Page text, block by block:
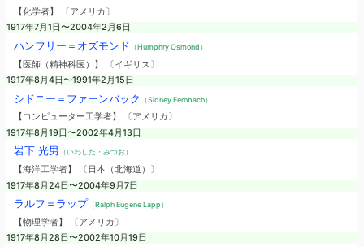
【化学者】 〔アメリカ〕
1917年7月1日〜2004年2月6日
ハンフリー＝オズモンド （Humphry Osmond）
【医師（精神科医）】 〔イギリス〕
1917年8月4日〜1991年2月15日
シドニー＝ファーンバック （Sidney Fernbach）
【コンピューター工学者】 〔アメリカ〕
1917年8月19日〜2002年4月13日
岩下 光男 （いわした・みつお）
【海洋工学者】 〔日本（北海道）〕
1917年8月24日〜2004年9月7日
ラルフ＝ラップ （Ralph Eugene Lapp）
【物理学者】 〔アメリカ〕
1917年8月28日〜2002年10月19日